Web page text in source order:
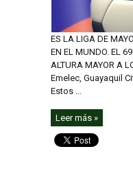
ES LA LIGA DE
EN EL MUNDO. EL
ALTURA MAYOR A
Emelec, Guayaquil
Estos ...
Leer más »